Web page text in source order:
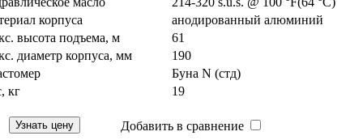
корпуса
анодированный алюминий
высота подъема, м
61
диаметр корпуса, мм
190
Буна N (стд)
кг
19
Добавить в сравнение